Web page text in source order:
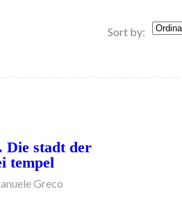
Sort by:
Die stadt der
tempel
Greco